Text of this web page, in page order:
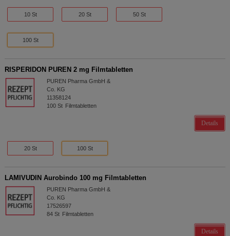
10 St 20 St 50 St
100 St
RISPERIDON PUREN 2 mg Filmtabletten
PUREN Pharma GmbH &
Co. KG
11358124
100 St Filmtabletten
Details
20 St 100 St
LAMIVUDIN Aurobindo 100 mg Filmtabletten
PUREN Pharma GmbH &
Co. KG
17526597
84 St Filmtabletten
Details